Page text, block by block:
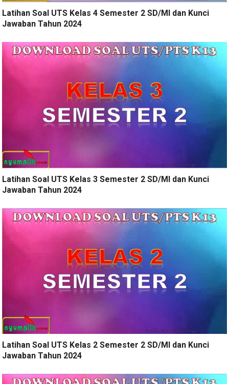
Latihan Soal UTS Kelas 4 Semester 2 SD/MI dan Kunci
Jawaban Tahun 2024
Latihan Soal UTS Kelas 3 Semester 2 SD/MI dan Kunci
Jawaban Tahun 2024
Latihan Soal UTS Kelas 2 Semester 2 SD/MI dan Kunci
Jawaban Tahun 2024